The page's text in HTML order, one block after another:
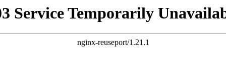
Service Temporarily
nginx-reuseport/1.21.1